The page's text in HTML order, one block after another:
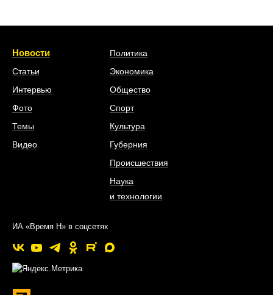
Новости
Статьи
Интервью
Фото
Темы
Видео
Политика
Экономика
Общество
Спорт
Культура
Губерния
Происшествия
Наука
и технологии
ИА «Время Н» в соцсетях